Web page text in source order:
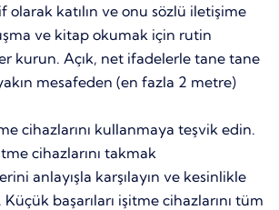
olarak katılın ve onu sözlü iletişime
ve kitap okumak için rutin
kurun. Açık, net ifadelerle tane tane
mesafeden (en fazla 2 metre)
cihazlarını kullanmaya teşvik edin.
cihazlarını takmak
anlayışla karşılayın ve kesinlikle
Küçük başarıları işitme cihazlarını tüm